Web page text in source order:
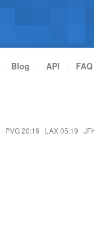
· Blog · API · FAQ
· PVG 20:19 · LAX 05:19 ·